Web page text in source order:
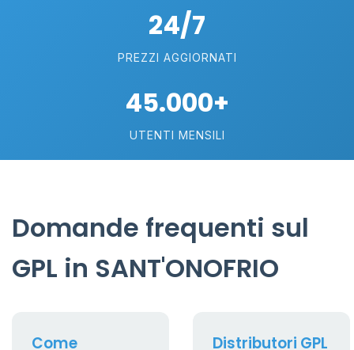
24/7
PREZZI AGGIORNATI
45.000+
UTENTI MENSILI
Domande frequenti sul
GPL in SANT'ONOFRIO
Come Distributori GPL